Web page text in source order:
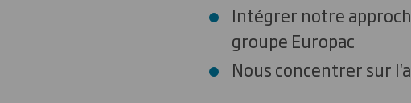
Intégrer notre
groupe Europac
Nous concentrer sur